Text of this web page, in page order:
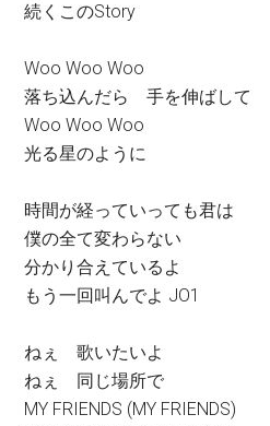
続くこのStory
Woo Woo Woo
落ち込んだら 手を伸ばして
Woo Woo Woo
光る星のように
時間が経っていっても君は
僕の全て変わらない
分かり合えているよ
もう一回叫んでよ JO1
ねぇ 歌いたいよ
ねぇ 同じ場所で
MY FRIENDS (MY FRIENDS)